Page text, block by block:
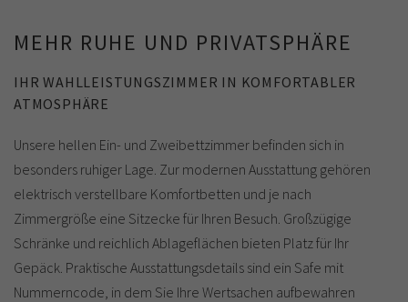
MEHR RUHE UND PRIVATSPHÄRE
IHR WAHLLEISTUNGSZIMMER IN KOMFORTABLER
ATMOSPHÄRE
Unsere hellen Ein- und Zweibettzimmer befinden sich in
besonders ruhiger Lage. Zur modernen Ausstattung gehören
elektrisch verstellbare Komfortbetten und je nach
Zimmergröße eine Sitzecke für Ihren Besuch. Großzügige
Schränke und reichlich Ablageflächen bieten Platz für Ihr
Gepäck. Praktische Ausstattungsdetails sind ein Safe mit
Nummerncode, in dem Sie Ihre Wertsachen aufbewahren